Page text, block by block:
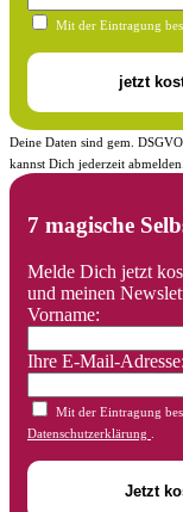
Mit der Eintragung
Deine Daten sind gem.
kannst Dich jederzeit abmelden.
7 magische
Melde Dich jetzt
und meinen
Vorname:
Ihre E-Mail-Adresse:
Mit der Eintragung
Datenschutzerklärung